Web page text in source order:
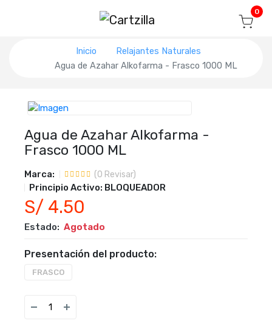
Seguir mi pedido 0
Inicio
Relajantes Naturales
Agua de Azahar Alkofarma - Frasco 1000 ML
Agua de Azahar Alkofarma -
Frasco 1000 ML
Marca: (0 Revisar)
Principio Activo: BLOQUEADOR
S/ 4.50
Estado: Agotado
Presentación del producto:
FRASCO